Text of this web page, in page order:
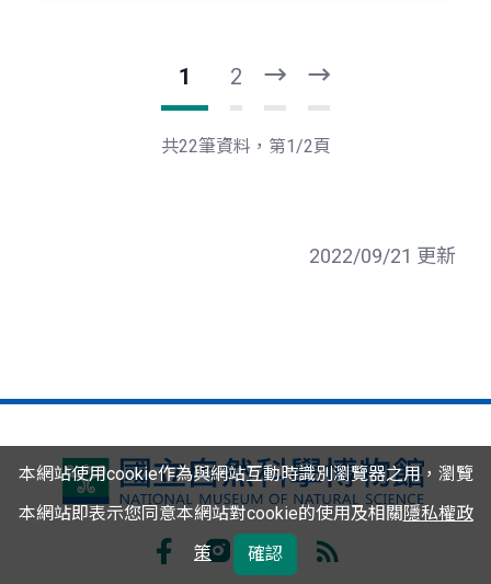
1 2
一
頁
後
一
共22筆資料，第1/2頁
2022/09/21 更新
國
立
本網站使用cookie作為與網站互動時識別瀏覽器之用，瀏覽
本網站即表示您同意本網站對cookie的使用及相關隱私權政
策
確認